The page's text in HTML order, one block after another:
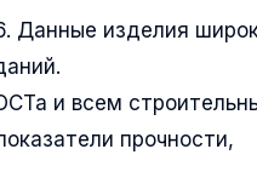
Данные изделия
и всем
прочности,